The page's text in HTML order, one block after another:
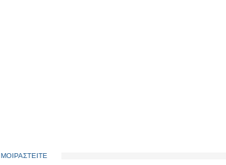
ΜΟΙΡΑΣΤΕΙΤΕ